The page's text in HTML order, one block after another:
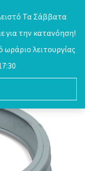
Τα Σάββατα
για την κατανόηση!
ωράριο λειτουργίας
0